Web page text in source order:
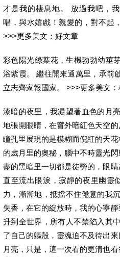
才是我的棲息地。 放過我吧，
唱，與水嬉戲！親愛的，對不起
>>>更多美文：好文章
彩色陽光綠葉花，生機勃勃幼莖
浴紫霞。 繼往開來通萬里，承前
立志齊家報國家。 >>>更多美文
漆暗的夜里，我凝望著血色的
地張開眼睛，在窗外暗紅色天空
瞳孔里展現的是模糊而倪紅的天
的歲月里的奧秘，腦中不時靈光
盡的黑暗里一切都是徒勞的，眼
直至流出眼淚，寂靜的夜里幽靈
力，漸漸地，抵擋不住倦意的
失香，在它的綻放時，我的心寧
升到全世界，所有人不禁陷入
了自己的軀殼，靈魂迫不及待出
月亮，只是，這一次看的更清也